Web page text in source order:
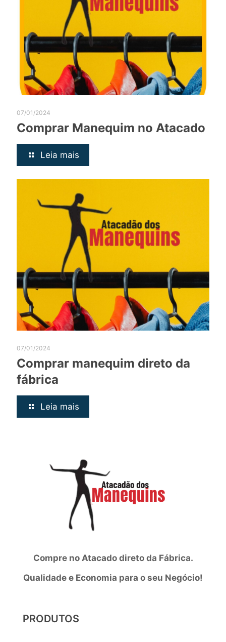
07/01/2024
Comprar Manequim no Atacado
Leia mais
07/01/2024
Comprar manequim direto da
fábrica
Leia mais
Compre no Atacado direto da Fábrica.
Qualidade e Economia para o seu Negócio!
PRODUTOS